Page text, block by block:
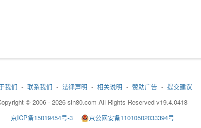
我们 - 联系我们 - 法律声明 - 相关说明 - 赞助广告 - 提交建议
© 2006 - 2026 sin80.com All Rights Reserved v19.4.0418
京ICP备15019454号-3
京公网安备11010502033394号